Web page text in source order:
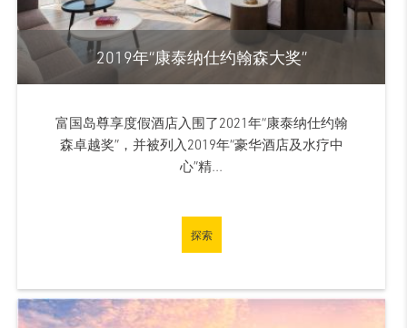
2019年“康泰纳仕约翰森大奖”
富国岛尊享度假酒店入围了2021年“康泰纳仕约翰
森卓越奖”，并被列入2019年“豪华酒店及水疗中
心”精...
探索